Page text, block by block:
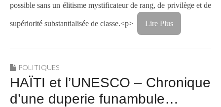
possible sans un élitisme mystificateur de rang, de privilège et de
supériorité substantialisée de classe.<p> Lire Plus
POLITIQUES
HAÏTI et l’UNESCO – Chronique
d’une duperie funambule…